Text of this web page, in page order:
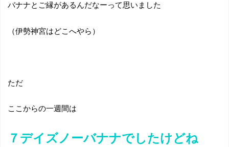
バナナとご縁があるんだなーって思いました
（伊勢神宮はどこへやら）
ただ
ここからの一週間は
７デイズノーバナナでしたけどね